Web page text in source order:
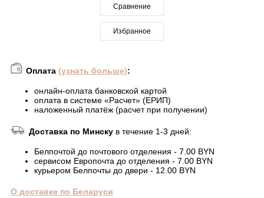
Сравнение
Избранное
Оплата (узнать больше):
онлайн-оплата банковской картой
оплата в системе «Расчет» (ЕРИП)
наложенный платёж (расчет при получении)
Доставка по Минску в течение 1-3 дней:
Белпочтой до почтового отделения - 7.00 BYN
сервисом Европочта до отделения - 7.00 BYN
курьером Белпочты до двери - 12.00 BYN
О доставке по Беларуси